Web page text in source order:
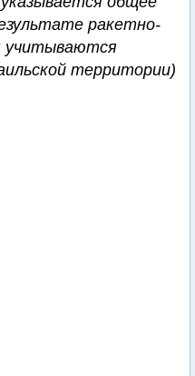
ракетно-
учитываются
территории)